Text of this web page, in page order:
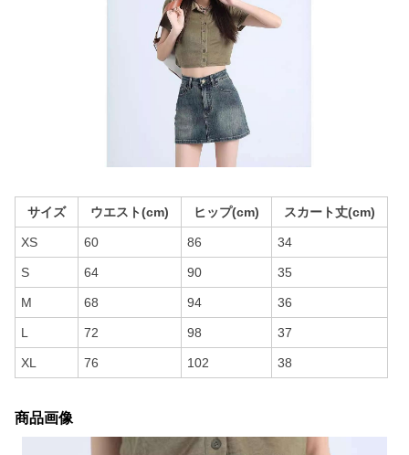
サイズ ウエスト(cm) ヒップ(cm) スカート丈(cm)
XS 60 86 34
S 64 90 35
M 68 94 36
L 72 98 37
XL 76 102 38
商品画像